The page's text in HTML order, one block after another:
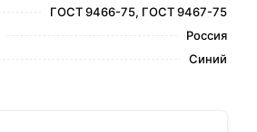
ГОСТ 9466-75, ГОСТ 9467-75
Россия
Синий